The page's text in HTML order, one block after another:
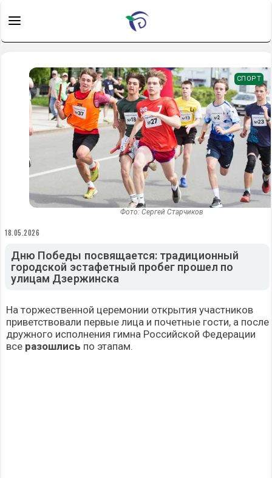
Фото: Сергей Старчиков
СПОРТ
18.05.2026
Дню Победы посвящается: традиционный
городской эстафетный пробег прошел по
улицам Дзержинска
На торжественной церемонии открытия участников
приветствовали первые лица и почетные гости, а после
дружного исполнения гимна Российской Федерации
все разошлись по этапам.